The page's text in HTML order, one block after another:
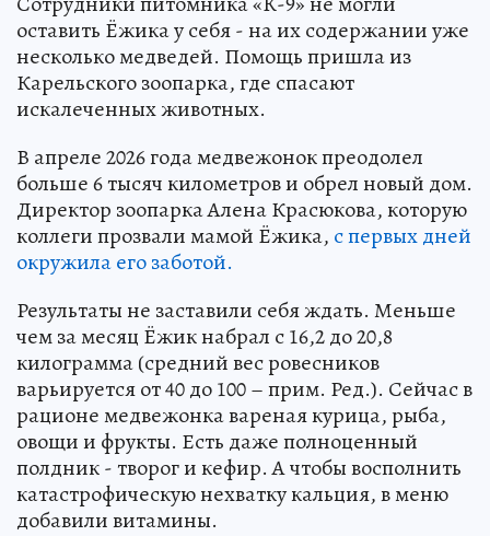
оставить Ёжика у себя - на их содержании уже
несколько медведей. Помощь пришла из
Карельского зоопарка, где спасают
искалеченных животных.
В апреле 2026 года медвежонок преодолел
больше 6 тысяч километров и обрел новый дом.
Директор зоопарка Алена Красюкова, которую
коллеги прозвали мамой Ёжика, с первых дней
окружила его заботой.
Результаты не заставили себя ждать. Меньше
чем за месяц Ёжик набрал с 16,2 до 20,8
килограмма (средний вес ровесников
варьируется от 40 до 100 – прим. Ред.). Сейчас в
рационе медвежонка вареная курица, рыба,
овощи и фрукты. Есть даже полноценный
полдник - творог и кефир. А чтобы восполнить
катастрофическую нехватку кальция, в меню
добавили витамины.